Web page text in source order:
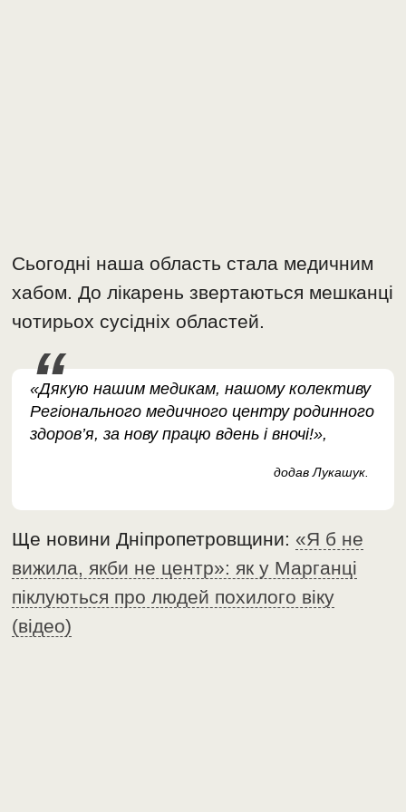
Сьогодні наша область стала медичним
хабом. До лікарень звертаються мешканці
чотирьох сусідніх областей.
«Дякую нашим медикам, нашому колективу
Регіонального медичного центру родинного
здоров’я, за нову працю вдень і вночі!»,
додав Лукашук.
Ще новини Дніпропетровщини:«Я б не
вижила, якби не центр»: як у Марганці
піклуються про людей похилого віку
(відео)